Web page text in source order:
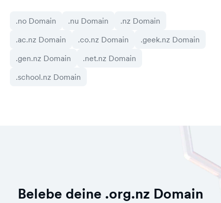
.no Domain .nu Domain
.nz Domain
.ac.nz Domain
.co.nz Domain
.geek.nz Domain
.gen.nz Domain
.net.nz Domain
.school.nz Domain
Belebe deine .org.nz Domain